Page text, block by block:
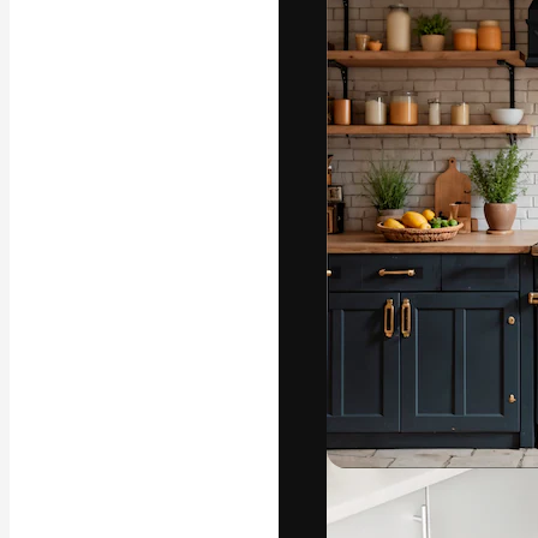
Platforma
najlepszych
Polski
Copyright © 2010-